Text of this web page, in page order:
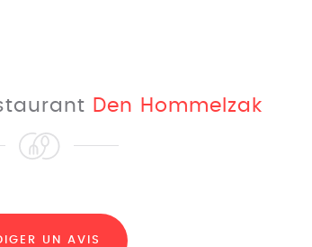
Den Hommelzak
UN AVIS